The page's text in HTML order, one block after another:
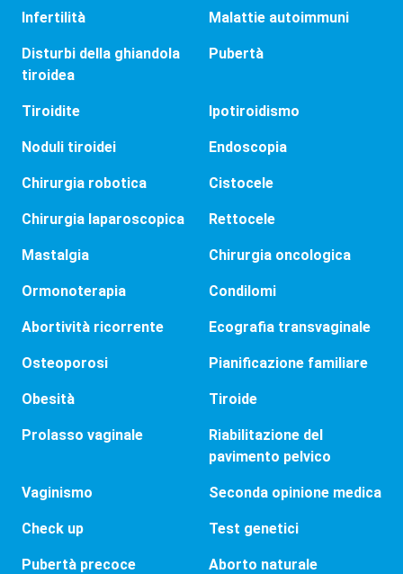
Infertilità Malattie autoimmuni
Disturbi della ghiandola
tiroidea
Pubertà
Tiroidite Ipotiroidismo
Noduli tiroidei Endoscopia
Chirurgia robotica Cistocele
Chirurgia laparoscopica Rettocele
Mastalgia Chirurgia oncologica
Ormonoterapia Condilomi
Abortività ricorrente Ecografia transvaginale
Osteoporosi Pianificazione familiare
Obesità Tiroide
Prolasso vaginale
Riabilitazione del
pavimento pelvico
Vaginismo Seconda opinione medica
Check up Test genetici
Pubertà precoce Aborto naturale